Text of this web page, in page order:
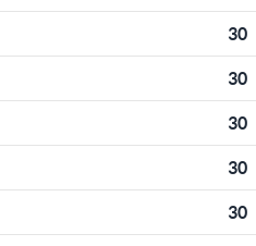
30
30
30
30
30